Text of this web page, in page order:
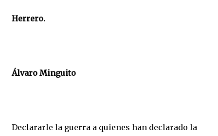
Herrero.
Álvaro Minguito
Declararle la guerra a quienes han declarado la